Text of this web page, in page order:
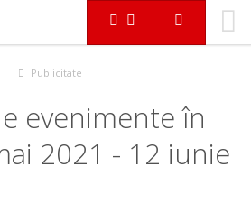
Publicitate
evenimente în
2021 - 12 iunie